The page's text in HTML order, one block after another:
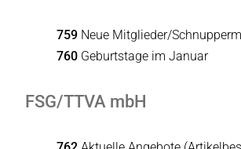
759 Neue Mitglieder/
760 Geburtstage im Januar
FSG/TTVA mbH